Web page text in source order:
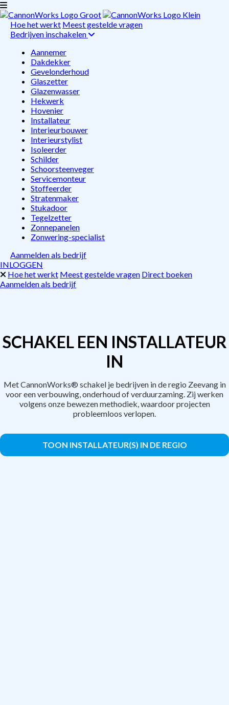
Hoe het werkt Meest gestelde vragen
Bedrijven inschakelen
Aannemer
Dakdekker
Gevelonderhoud
Glaszetter
Glazenwasser
Hekwerk
Hovenier
Installateur
Interieurbouwer
Interieurstylist
Isoleerder
Schilder
Schoorsteenveger
Servicemonteur
Stoffeerder
Stratenmaker
Stukadoor
Tegelzetter
Zonnepanelen
Zonwering-specialist
Aanmelden als bedrijf
INLOGGEN
Hoe het werkt Meest gestelde vragen Direct boeken
Aanmelden als bedrijf
SCHAKEL EEN INSTALLATEUR
IN
Met CannonWorks® schakel je bedrijven in de regio Zeevang in
voor een verbouwing, onderhoud of verduurzaming. Zij werken
volgens onze bewezen methodiek, waardoor projecten
probleemloos verlopen.
TOON INSTALLATEUR(S) IN DE REGIO